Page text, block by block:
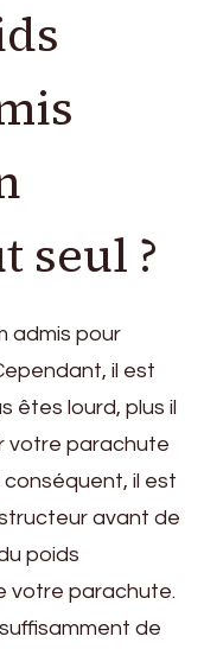
seul ?
admis pour
il est
êtes lourd, plus il
votre parachute
il est
avant de
poids
votre parachute.
de